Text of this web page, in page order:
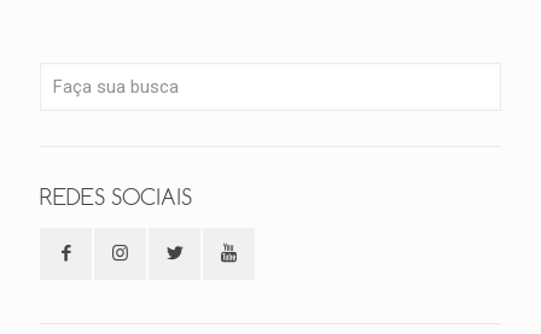
REDES SOCIAIS